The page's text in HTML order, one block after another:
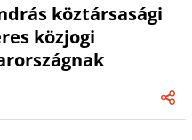
köztársasági
közjogi